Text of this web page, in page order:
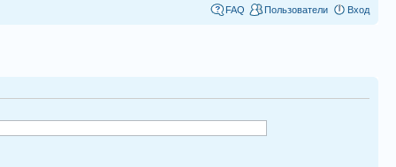
FAQ Пользователи Вход